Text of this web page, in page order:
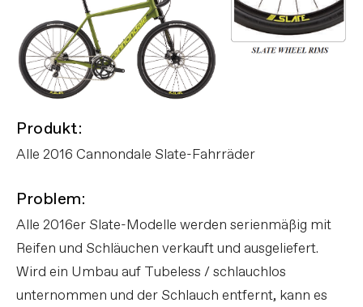
Produkt:
Alle 2016 Cannondale Slate-Fahrräder
Problem:
Alle 2016er Slate-Modelle werden serienmäßig mit
Reifen und Schläuchen verkauft und ausgeliefert.
Wird ein Umbau auf Tubeless / schlauchlos
unternommen und der Schlauch entfernt, kann es